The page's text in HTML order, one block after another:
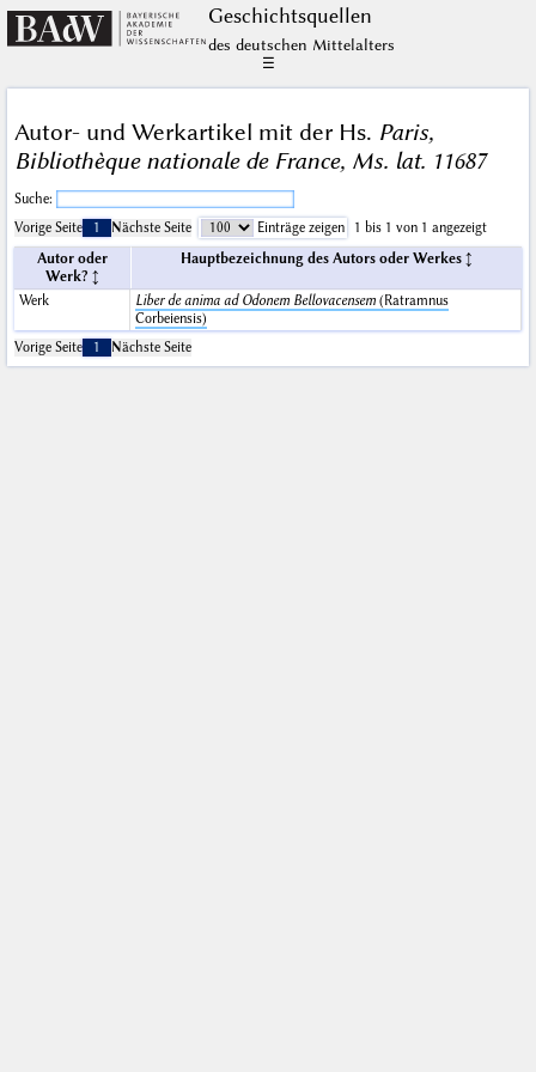
Geschichts­quellen
des deutschen Mittelalters
☰
Autor- und Werkartikel mit der Hs. Paris,
Bibliothèque nationale de France, Ms. lat. 11687
Suche:
Vorige Seite
1 Nächste Seite Einträge zeigen
1 bis 1 von 1 angezeigt
Autor oder
Werk?
Hauptbezeichnung des Autors oder Werkes
Werk Liber de anima ad Odonem Bellovacensem(Ratramnus
Corbeiensis)
Vorige Seite
1 Nächste Seite